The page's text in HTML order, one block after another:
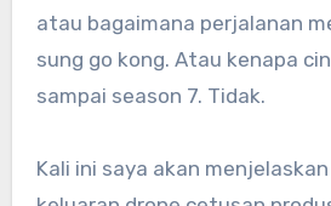
atau bagaimana perjalanan
sung go kong. Atau kenapa
sampai season 7. Tidak.
Kali ini saya akan